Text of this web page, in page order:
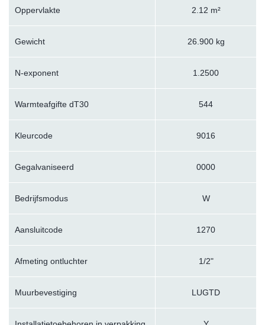
Oppervlakte 2.12 m²
Gewicht 26.900 kg
N-exponent 1.2500
Warmteafgifte dT30 544
Kleurcode 9016
Gegalvaniseerd 0000
Bedrijfsmodus W
Aansluitcode 1270
Afmeting ontluchter 1/2"
Muurbevestiging LUGTD